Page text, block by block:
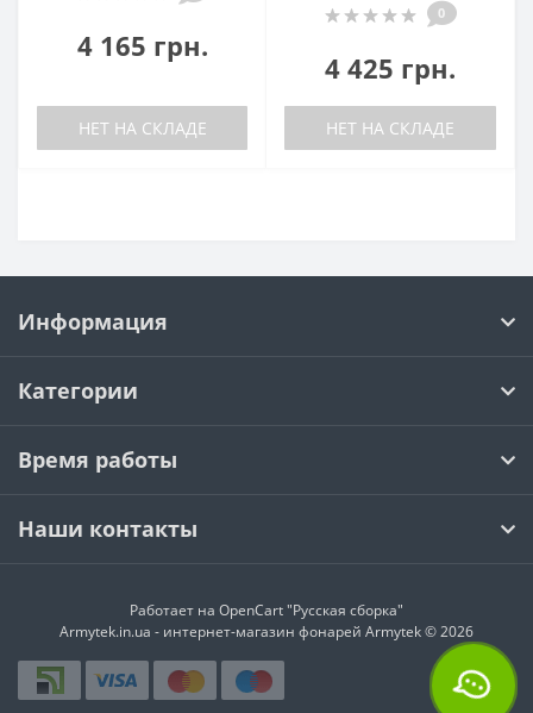
4 165 грн.
НЕТ НА СКЛАДЕ
0
4 425 грн.
НЕТ НА СКЛАДЕ
Информация
Категории
Время работы
Наши контакты
Работает на OpenCart "Русская сборка"
Armytek.in.ua - интернет-магазин фонарей Armytek © 2026